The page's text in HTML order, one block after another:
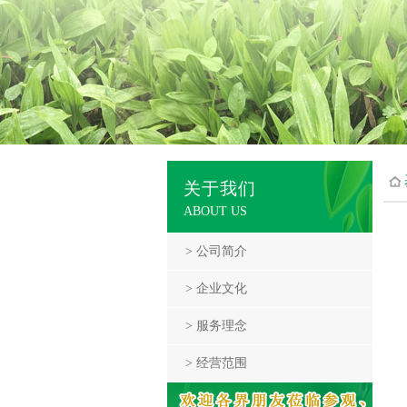
关于我们
ABOUT US
> 公司简介
> 企业文化
> 服务理念
> 经营范围